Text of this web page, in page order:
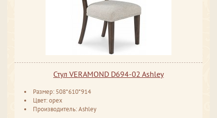
Стул VERAMOND D694-02 Ashley
Размер: 508*610*914
Цвет: орех
Производитель: Ashley